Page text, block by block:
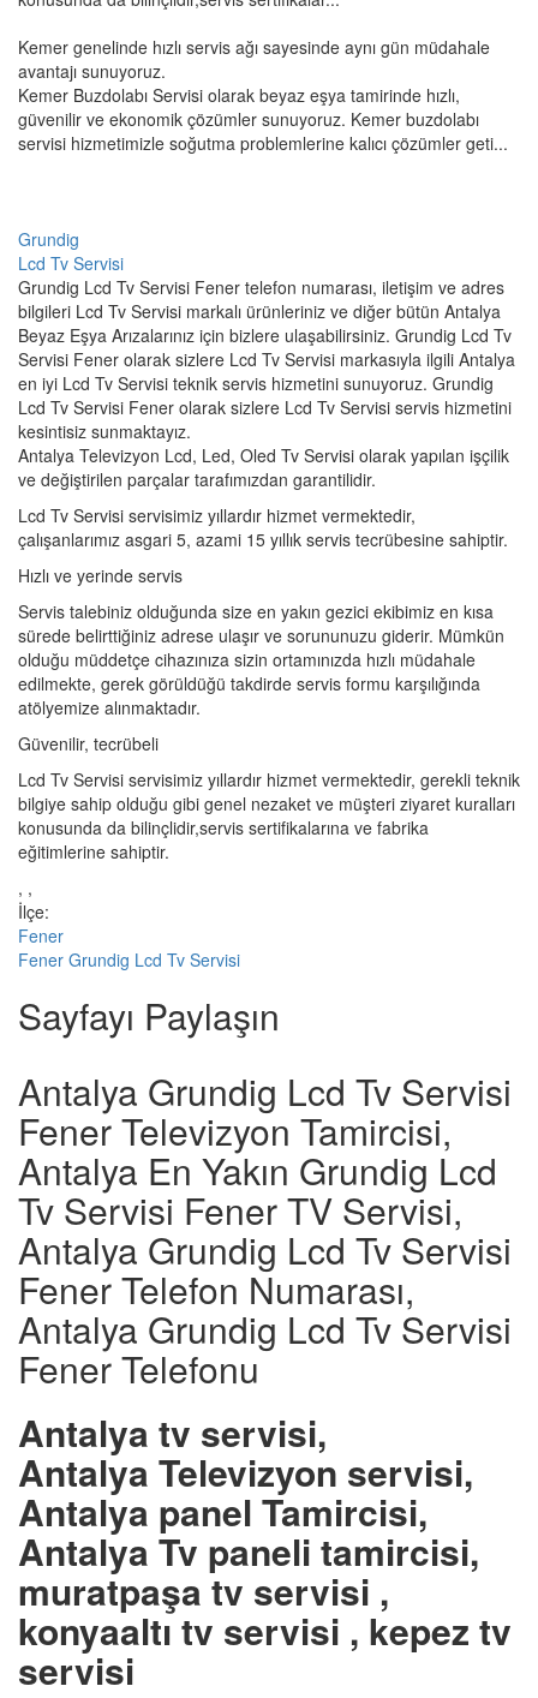
Kemer genelinde hızlı servis ağı sayesinde aynı gün müdahale
avantajı sunuyoruz.
Kemer Buzdolabı Servisi olarak beyaz eşya tamirinde hızlı,
güvenilir ve ekonomik çözümler sunuyoruz. Kemer buzdolabı
servisi hizmetimizle soğutma problemlerine kalıcı çözümler geti...
Grundig
Lcd Tv Servisi
Grundig Lcd Tv Servisi Fener telefon numarası, iletişim ve adres
bilgileri Lcd Tv Servisi markalı ürünleriniz ve diğer bütün Antalya
Beyaz Eşya Arızalarınız için bizlere ulaşabilirsiniz. Grundig Lcd Tv
Servisi Fener olarak sizlere Lcd Tv Servisi markasıyla ilgili Antalya
en iyi Lcd Tv Servisi teknik servis hizmetini sunuyoruz. Grundig
Lcd Tv Servisi Fener olarak sizlere Lcd Tv Servisi servis hizmetini
kesintisiz sunmaktayız.
Antalya Televizyon Lcd, Led, Oled Tv Servisi olarak yapılan işçilik
ve değiştirilen parçalar tarafımızdan garantilidir.
Lcd Tv Servisi servisimiz yıllardır hizmet vermektedir,
çalışanlarımız asgari 5, azami 15 yıllık servis tecrübesine sahiptir.
Hızlı ve yerinde servis
Servis talebiniz olduğunda size en yakın gezici ekibimiz en kısa
sürede belirttiğiniz adrese ulaşır ve sorununuzu giderir. Mümkün
olduğu müddetçe cihazınıza sizin ortamınızda hızlı müdahale
edilmekte, gerek görüldüğü takdirde servis formu karşılığında
atölyemize alınmaktadır.
Güvenilir, tecrübeli
Lcd Tv Servisi servisimiz yıllardır hizmet vermektedir, gerekli teknik
bilgiye sahip olduğu gibi genel nezaket ve müşteri ziyaret kuralları
konusunda da bilinçlidir,servis sertifikalarına ve fabrika
eğitimlerine sahiptir.
, ,
İlçe:
Fener
Fener Grundig Lcd Tv Servisi
Sayfayı Paylaşın
Antalya Grundig Lcd Tv Servisi
Fener Televizyon Tamircisi,
Antalya En Yakın Grundig Lcd
Tv Servisi Fener TV Servisi,
Antalya Grundig Lcd Tv Servisi
Fener Telefon Numarası,
Antalya Grundig Lcd Tv Servisi
Fener Telefonu
Antalya tv servisi,
Antalya Televizyon servisi,
Antalya panel Tamircisi,
Antalya Tv paneli tamircisi,
muratpaşa tv servisi ,
konyaaltı tv servisi , kepez tv
servisi